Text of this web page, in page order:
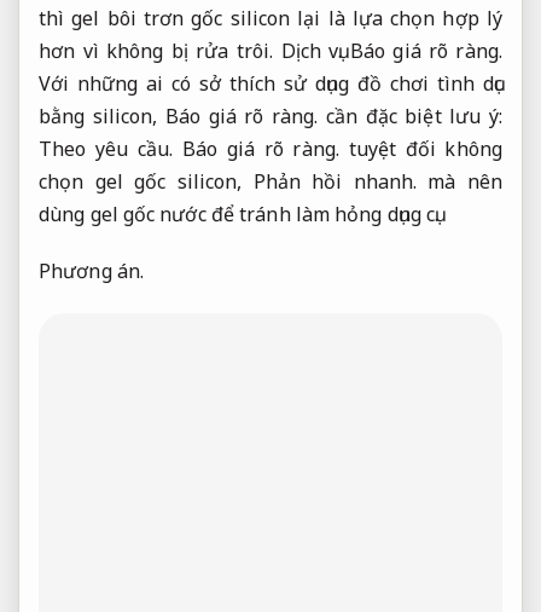
thì gel bôi trơn gốc silicon lại là lựa chọn hợp lý
hơn vì không bị rửa trôi. Dịch vụ. Báo giá rõ ràng.
Với những ai có sở thích sử dụng đồ chơi tình dục
bằng silicon, Báo giá rõ ràng. cần đặc biệt lưu ý:
Theo yêu cầu. Báo giá rõ ràng. tuyệt đối không
chọn gel gốc silicon, Phản hồi nhanh. mà nên
dùng gel gốc nước để tránh làm hỏng dụng cụ.
Phương án.